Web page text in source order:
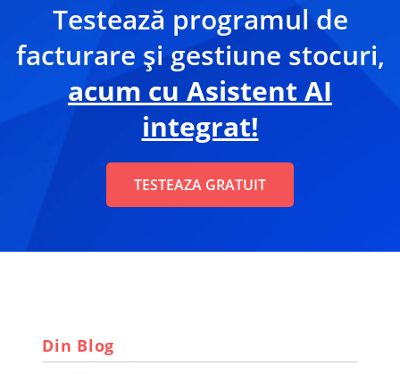
Testează programul de
facturare și gestiune stocuri,
acum cu Asistent AI
integrat!
TESTEAZA GRATUIT
Din Blog